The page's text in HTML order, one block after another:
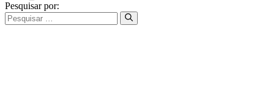
Pesquisar por: